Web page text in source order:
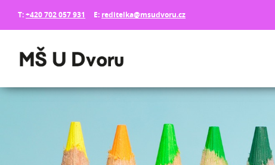
T:+420 702 057 931 E: reditelka@msudvoru.cz